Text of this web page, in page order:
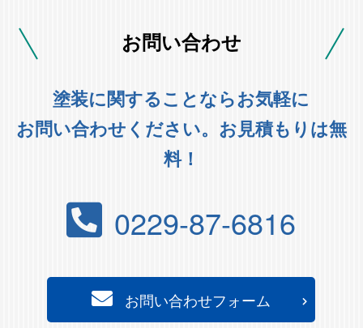
お問い合わせ
塗装に関することならお気軽に
お問い合わせください。お見積もりは無
料！
0229-87-6816
お問い合わせフォーム